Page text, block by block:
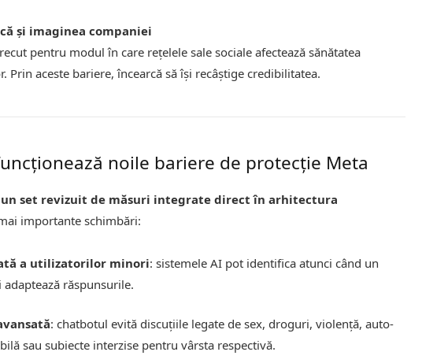
și imaginea companiei
pentru modul în care rețelele sale sociale afectează sănătatea
Prin aceste bariere, încearcă să își recâștige credibilitatea.
noile bariere de protecție Meta
un set revizuit de măsuri integrate direct în arhitectura
importante schimbări:
a utilizatorilor minori: sistemele AI pot identifica atunci când un
răspunsurile.
: chatbotul evită discuțiile legate de sex, droguri, violență, auto-
sau subiecte interzise pentru vârsta respectivă.